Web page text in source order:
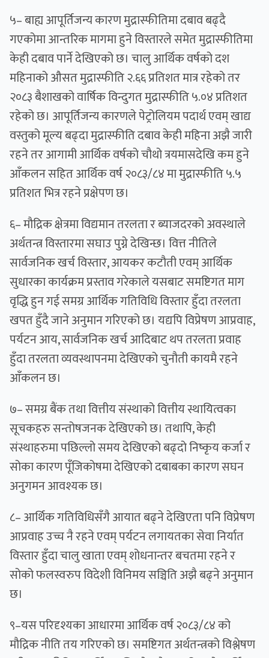
५– बाह्य आपूर्तिजन्य कारण मुद्रास्फीतिमा दबाव बढ्दै
गएकोमा आन्तरिक मागमा हुने विस्तारले समेत मुद्रास्फीतिमा
केही दबाव पार्ने देखिएको छ। चालु आर्थिक वर्षको दश
महिनाको औसत मुद्रास्फीति २.६६ प्रतिशत मात्र रहेको तर
२०८३ बैशाखको वार्षिक विन्दुगत मुद्रास्फीति ५.०४ प्रतिशत
रहेको छ। आपूर्तिजन्य कारणले पेट्रोलियम पदार्थ एवम् खाद्य
वस्तुको मूल्य बढ्दा मुद्रास्फीति दबाव केही महिना अझै जारी
रहने तर आगामी आर्थिक वर्षको चौथो त्रयमासदेखि कम हुने
आँकलन सहित आर्थिक वर्ष २०८३/८४ मा मुद्रास्फीति ५.५
प्रतिशत भित्र रहने प्रक्षेपण छ।
६– मौद्रिक क्षेत्रमा विद्यमान तरलता र ब्याजदरको अवस्थाले
अर्थतन्त्र विस्तारमा सघाउ पुग्ने देखिन्छ। वित्त नीतिले
सार्वजनिक खर्च विस्तार, आयकर कटौती एवम् आर्थिक
सुधारका कार्यक्रम प्रस्ताव गरेकाले यसबाट समष्टिगत माग
वृद्धि हुन गई समग्र आर्थिक गतिविधि विस्तार हुँदा तरलता
खपत हुँदै जाने अनुमान गरिएको छ। यद्यपि विप्रेषण आप्रवाह,
पर्यटन आय, सार्वजनिक खर्च आदिबाट थप तरलता प्रवाह
हुँदा तरलता व्यवस्थापनमा देखिएको चुनौती कायमै रहने
आँकलन छ।
७– समग्र बैंक तथा वित्तीय संस्थाको वित्तीय स्थायित्वका
सूचकहरु सन्तोषजनक देखिएको छ। तथापि, केही
संस्थाहरुमा पछिल्लो समय देखिएको बढ्दो निष्कृय कर्जा र
सोका कारण पूँजिकोषमा देखिएको दबाबका कारण सघन
अनुगमन आवश्यक छ।
८– आर्थिक गतिविधिसँगै आयात बढ्ने देखिएता पनि विप्रेषण
आप्रवाह उच्च नै रहने एवम् पर्यटन लगायतका सेवा निर्यात
विस्तार हुँदा चालु खाता एवम् शोधनान्तर बचतमा रहने र
सोको फलस्वरुप विदेशी विनिमय सञ्चिति अझै बढ्ने अनुमान
छ।
९–यस परिदृश्यका आधारमा आर्थिक वर्ष २०८३/८४ को
मौद्रिक नीति तय गरिएको छ। समष्टिगत अर्थतन्त्रको विश्लेषण